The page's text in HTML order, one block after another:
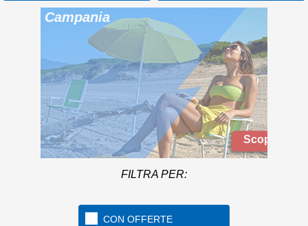
Camping Baia Domizia
Campania
Con un frontemare di oltre
1 Km nella splendida
cornice del Golfo di Gaeta
Scopri di più
FILTRA PER:
CON OFFERTE